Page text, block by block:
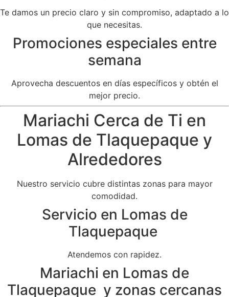
Te damos un precio claro y sin compromiso, adaptado a lo
que necesitas.
Promociones especiales entre
semana
Aprovecha descuentos en días específicos y obtén el
mejor precio.
Mariachi Cerca de Ti en
Lomas de Tlaquepaque y
Alrededores
Nuestro servicio cubre distintas zonas para mayor
comodidad.
Servicio en Lomas de
Tlaquepaque
Atendemos con rapidez.
Mariachi en Lomas de
Tlaquepaque y zonas cercanas